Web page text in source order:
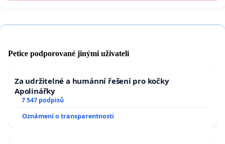
Petice podporované jinými uživateli
Za udržitelné a humánní řešení pro kočky
Apolinářky
7 547 podpisů
Oznámení o transparentnosti